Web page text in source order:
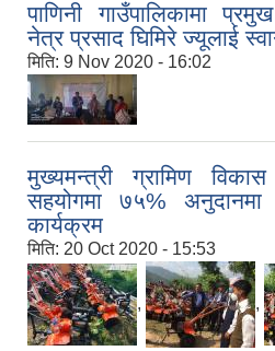
पाणिनी गाउँपालिकामा
नेत्र प्रसाद घिमिरे ज्यूलाई
मिति: 9 Nov 2020 - 16:02
मुख्यमन्त्री ग्रामिण
सहयोगमा ७५% अनुदानमा
कार्यक्रम
मिति: 20 Oct 2020 - 15:53
, ,